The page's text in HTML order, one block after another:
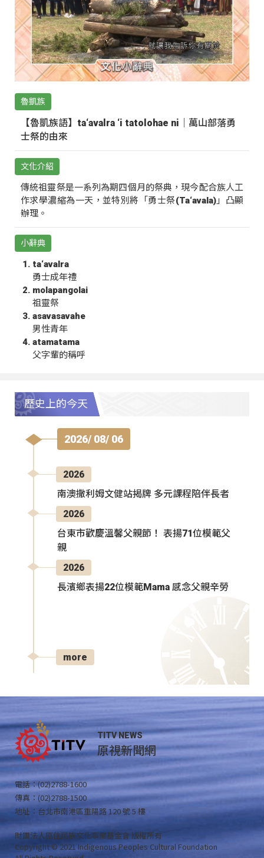
魯凱族
【魯凱族語】ta‘avalra ‘i tatolohae ni｜萬山部落勇
士祭的由來
文化介紹
傳統祖靈祭是一系列為期四個月的祭典，現今配合族人工
作求學濃縮為一天，並特別將「勇士祭(Ta‘avala)」凸顯
辦理。
小辭典
ta‘avalra
勇士成年禮
molapangolai
祖靈祭
asavasavahe
男性青年
atamatama
父字輩的稱呼
歷史上的今天
2026/ 08/ 06
2026
南澳撒利姆文健站揭牌 多元課程陪伴長者
2026
台東市歡慶溫馨父親節！ 表揚71位模範父
親
2026
長濱鄉表揚22位模範Mama 感念父親辛勞
more
TITV NEWS
原視新聞網
電話：(02)2788-1600
傳真：(02)2788-1500
地址：台北市南港區重陽路 120 號 5 樓
財團法人原住民族文化事業基金會 版權所有
Copyright © 2021 Indigenous Peoples Cultural Foundation